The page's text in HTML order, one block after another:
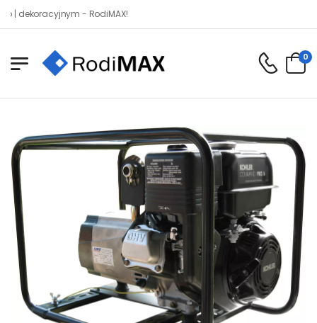
- RodiMAX!
0